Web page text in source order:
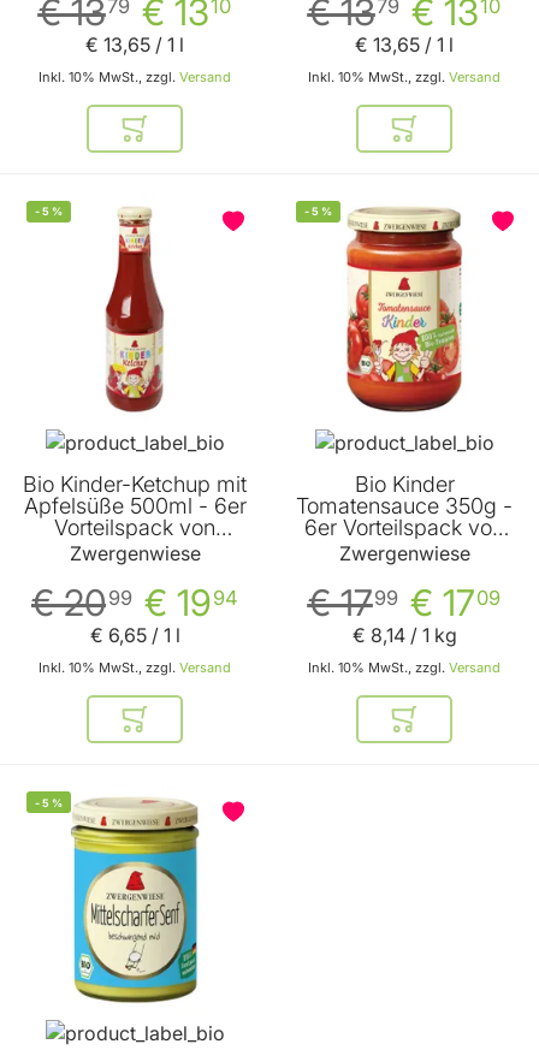
€ 1310
€ 1379
Inkl. 10% MwSt., zzgl. Versand
€ 13,65 / 1 l
In den Warenkorb
€ 1310
€ 1379
Inkl. 10% MwSt., zzgl. Versand
€ 13,65 / 1 l
In den
-5 %
Bio Kinder-Ketchup mit
Apfelsüße 500ml - 6er
Vorteilspack von
Zwergenwiese
Zwergenwiese
€ 1994
€ 2099
Inkl. 10% MwSt., zzgl. Versand
€ 6,65/ 1 l
In den Warenkorb
-5 %
Bio Kinder
Tomatensauce 350g -
6er Vorteilspack von
Zwergenwiese
Zwergenwiese
€ 1709
€ 1799
Inkl. 10% MwSt., zzgl. Versand
€ 8,14/ 1 kg
In den
-5 %